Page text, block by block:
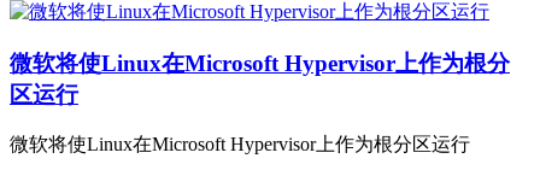
微软将使Linux在Microsoft Hypervisor上作为根分
区运行
微软将使Linux在Microsoft Hypervisor上作为根分区运行